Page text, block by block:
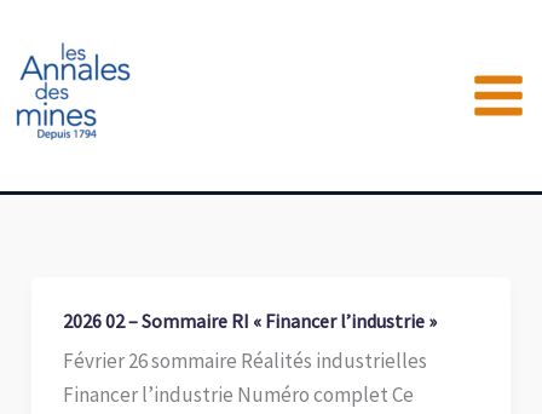
contenu
2026 02 – Sommaire RI « Financer l’industrie »
Février 26 sommaire Réalités industrielles
Financer l’industrie Numéro complet Ce